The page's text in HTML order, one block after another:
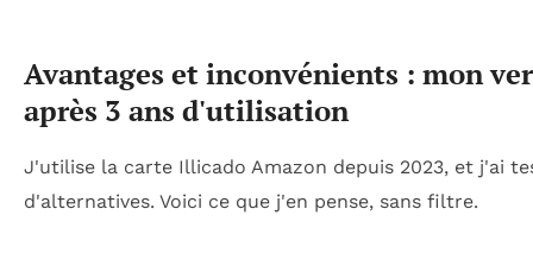
Avantages et inconvénients : mon
après 3 ans d'utilisation
J'utilise la carte Illicado Amazon depuis 2023, et j'ai
d'alternatives. Voici ce que j'en pense, sans filtre.